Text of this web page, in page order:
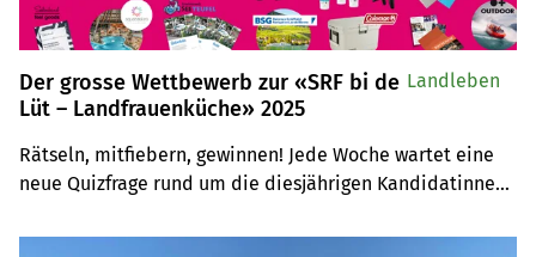
Der grosse Wettbewerb zur «SRF bi de
Lüt – Landfrauenküche» 2025
Rätseln, mitfiebern, gewinnen! Jede Woche wartet eine
neue Quizfrage rund um die diesjährigen Kandidatinnen
Preise im Gesamtwert von über 19’000 Franken.
Landleben